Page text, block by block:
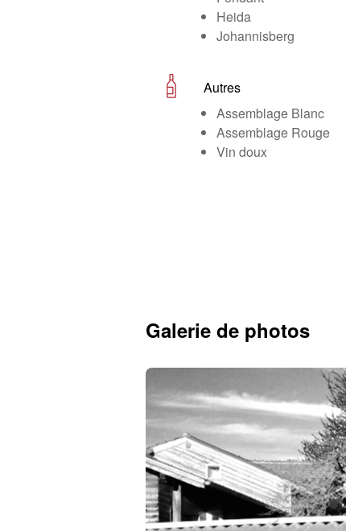
Heida
Johannisberg
Autres
Assemblage Blanc
Assemblage Rouge
Vin doux
Galerie de photos